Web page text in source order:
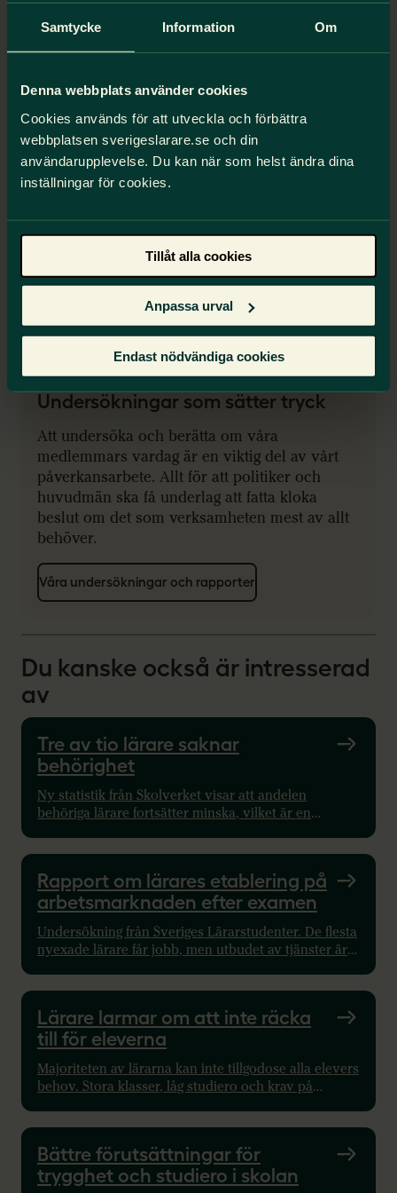
Samtycke Information Om
Denna webbplats använder cookies
Cookies används för att utveckla och förbättra
webbplatsen sverigeslarare.se och din
användarupplevelse. Du kan när som helst ändra dina
inställningar för cookies.
Tillåt alla cookies
Anpassa urval
Endast nödvändiga cookies
9 av 10 (91 %) vill välja läromedel till sin
undervisning, antingen självständigt eller
tillsammans med sina kollegor.
kombination av tryckta och digitala läromedel.
Vi påverkar
Undersökningar som sätter tryck
Att undersöka och berätta om våra
medlemmars vardag är en viktig del av vårt
påverkansarbete. Allt för att politiker och
huvudmän ska få underlag att fatta kloka
beslut om det som verksamheten mest av allt
behöver.
Våra undersökningar och rapporter
Du kanske också är intresserad
av
Tre av tio lärare saknar
behörighet
Ny statistik från Skolverket visar att andelen
behöriga lärare fortsätter minska, vilket är en
Rapport om lärares etablering på
arbetsmarknaden efter examen
Undersökning från Sveriges Lärarstudenter. De flesta
nyexade lärare får jobb, men utbudet av tjänster är
Lärare larmar om att inte räcka
till för eleverna
Majoriteten av lärarna kan inte tillgodose alla elevers
behov. Stora klasser, låg studiero och krav på
Bättre förutsättningar för
trygghet och studiero i skolan